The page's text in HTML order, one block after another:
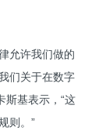
允许我们做的
们关于在数字
斯基表示，“这
则。”